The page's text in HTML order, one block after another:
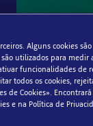
Alguns cookies são
utilizados para medir
funcionalidades de
todos os cookies,
de Cookies».
e na Política de